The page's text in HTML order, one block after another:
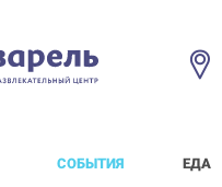
СОБЫТИЯ ЕДА